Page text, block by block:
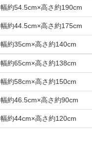
幅約54.5cm×高さ約190cm
幅約44.5cm×高さ約175cm
幅約35cm×高さ約140cm
幅約65cm×高さ約138cm
幅約58cm×高さ約150cm
幅約46.5cm×高さ約90cm
幅約44cm×高さ約120cm